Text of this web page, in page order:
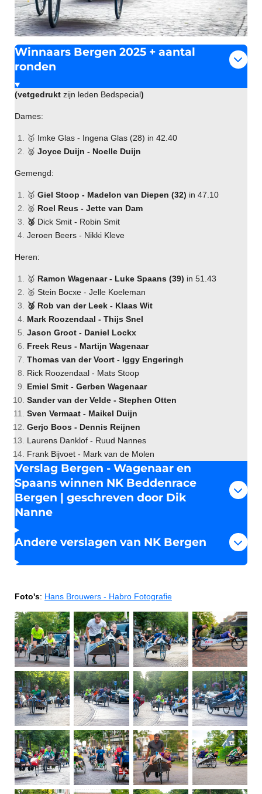
Winnaars Bergen 2025 + aantal
ronden
(vetgedrukt zijn leden Bedspecial)
Dames:
🥇 Imke Glas - Ingena Glas (28) in 42.40
🥈 Joyce Duijn - Noelle Duijn
Gemengd:
🥇 Giel Stoop - Madelon van Diepen (32) in 47.10
🥈 Roel Reus - Jette van Dam
🥉 Dick Smit - Robin Smit
Jeroen Beers - Nikki Kleve
Heren:
🥇 Ramon Wagenaar - Luke Spaans (39) in 51.43
🥈 Stein Bocxe - Jelle Koeleman
🥉 Rob van der Leek - Klaas Wit
Mark Roozendaal - Thijs Snel
Jason Groot - Daniel Lockx
Freek Reus - Martijn Wagenaar
Thomas van der Voort - Iggy Engeringh
Rick Roozendaal - Mats Stoop
Emiel Smit - Gerben Wagenaar
Sander van der Velde - Stephen Otten
Sven Vermaat - Maikel Duijn
Gerjo Boos - Dennis Reijnen
Laurens Danklof - Ruud Nannes
Frank Bijvoet - Mark van de Molen
Verslag Bergen - Wagenaar en
Spaans winnen NK Beddenrace
Bergen | geschreven door Dik
Nanne
Andere verslagen van NK Bergen
Foto's: Hans Brouwers - Habro Fotografie